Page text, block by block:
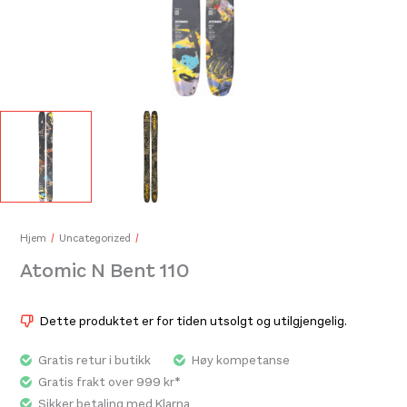
Atomic Redster Boot Blanket Medium Black/Red
999,-
Hjem Uncategorized
Atomic N Bent 110
Dette produktet er for tiden utsolgt og utilgjengelig.
Gratis retur i butikk
Høy kompetanse
Gratis frakt over 999 kr*